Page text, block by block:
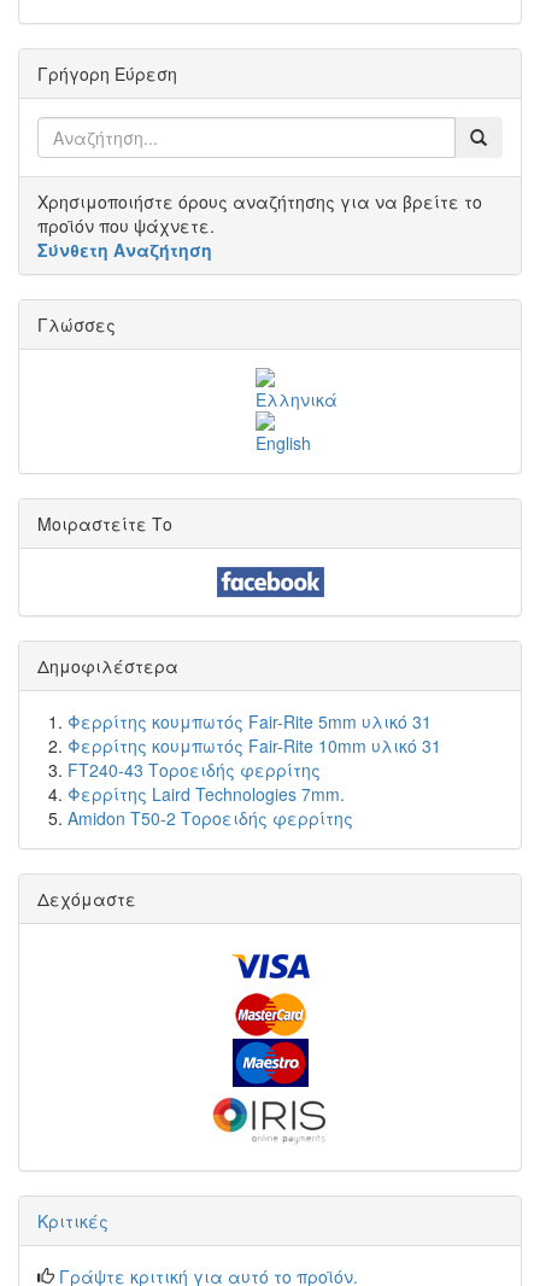
Γρήγορη Εύρεση
Χρησιμοποιήστε όρους αναζήτησης για να βρείτε το
προϊόν που ψάχνετε.
Σύνθετη Αναζήτηση
Γλώσσες
Μοιραστείτε Το
Δημοφιλέστερα
Φερρίτης κουμπωτός Fair-Rite 5mm υλικό 31
Φερρίτης κουμπωτός Fair-Rite 10mm υλικό 31
FT240-43 Τοροειδής φερρίτης
Φερρίτης Laird Technologies 7mm.
Amidon T50-2 Τοροειδής φερρίτης
Δεχόμαστε
Κριτικές
Γράψτε κριτική για αυτό το προϊόν.